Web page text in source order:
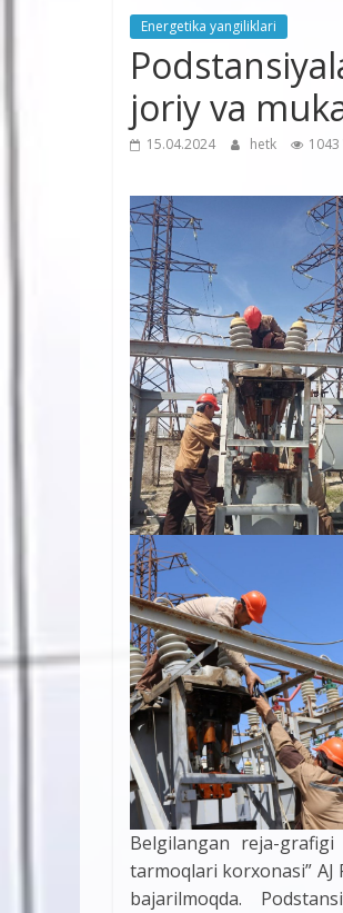
Energetika yangiliklari
joriy va
15.04.2024 hetk 1043
Belgilangan reja-
tarmoqlari korxonasi”
bajarilmoqda.